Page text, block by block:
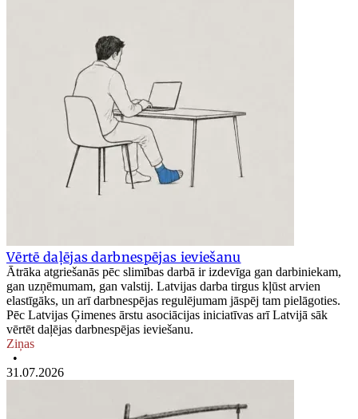
Vērtē daļējas darbnespējas ieviešanu
Ātrāka atgriešanās pēc slimības darbā ir izdevīga gan darbiniekam,
gan uzņēmumam, gan valstij. Latvijas darba tirgus kļūst arvien
elastīgāks, un arī darbnespējas regulējumam jāspēj tam pielāgoties.
Pēc Latvijas Ģimenes ārstu asociācijas iniciatīvas arī Latvijā sāk
vērtēt daļējas darbnespējas ieviešanu.
Ziņas
•
31.07.2026